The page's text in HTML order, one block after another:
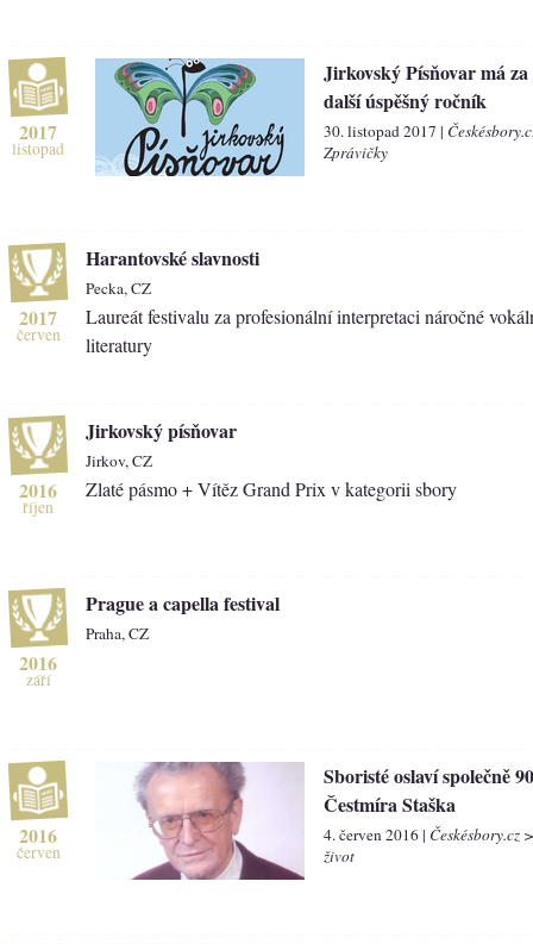
2017
listopad
Jirkovský Písňovar má za
další úspěšný ročník
30. listopad 2017 |
Zprávičky
2017
červen
Harantovské slavnosti
Pecka, CZ
Laureát festivalu za profesionální interpretaci náročné
literatury
2016
říjen
Jirkovský písňovar
Jirkov, CZ
Zlaté pásmo + Vítěz Grand Prix v kategorii sbory
2016
září
Prague a capella festival
Praha, CZ
2016
červen
Sboristé oslaví společně
Čestmíra Staška
4. červen 2016 | Českésbory.cz
život